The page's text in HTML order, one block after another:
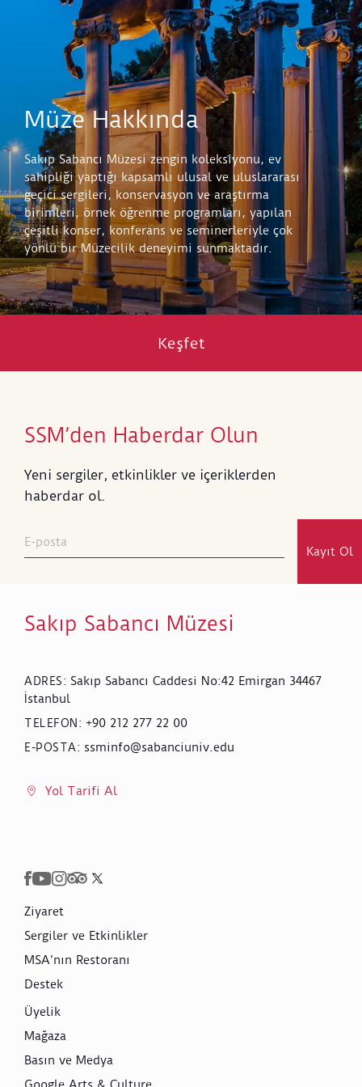
Müze Hakkında
Sakıp Sabancı Müzesi zengin koleksiyonu, ev
sahipliği yaptığı kapsamlı ulusal ve uluslararası
geçici sergileri, konservasyon ve araştırma
birimleri, örnek öğrenme programları, yapılan
çeşitli konser, konferans ve seminerleriyle çok
yönlü bir Müzecilik deneyimi sunmaktadır.
Keşfet
SSM’den Haberdar Olun
Yeni sergiler, etkinlikler ve içeriklerden
haberdar ol.
Kayıt Ol
Sakıp Sabancı Müzesi
ADRES: Sakıp Sabancı Caddesi No:42 Emirgan 34467
İstanbul
TELEFON : +90 212 277 22 00
E-POSTA: ssminfo@sabanciuniv.edu
Yol Tarifi Al
Ziyaret
Sergiler ve Etkinlikler
MSA’nın Restoranı
Destek
Üyelik
Mağaza
Basın ve Medya